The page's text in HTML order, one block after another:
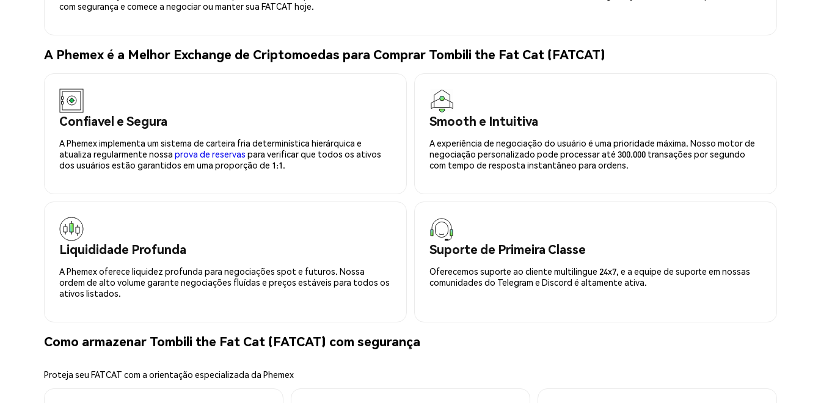
com segurança e comece a negociar ou manter sua FATCAT hoje.
A Phemex é a Melhor Exchange de Criptomoedas para Comprar Tombili the Fat Cat (FATCAT)
Confiavel e Segura
A Phemex implementa um sistema de carteira fria determinística hierárquica e
atualiza regularmente nossa prova de reservas para verificar que todos os ativos
dos usuários estão garantidos em uma proporção de 1:1.
Smooth e Intuitiva
A experiência de negociação do usuário é uma prioridade máxima. Nosso motor de
negociação personalizado pode processar até 300.000 transações por segundo
com tempo de resposta instantâneo para ordens.
Liquididade Profunda
A Phemex oferece liquidez profunda para negociações spot e futuros. Nossa
ordem de alto volume garante negociações fluídas e preços estáveis para todos os
ativos listados.
Suporte de Primeira Classe
Oferecemos suporte ao cliente multilingue 24x7, e a equipe de suporte em nossas
comunidades do Telegram e Discord é altamente ativa.
Como armazenar Tombili the Fat Cat (FATCAT) com segurança
Proteja seu FATCAT com a orientação especializada da Phemex